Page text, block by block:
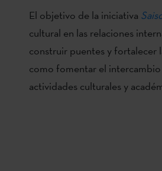
El objetivo de la iniciativa
cultural en las relaciones
construir puentes y fortalecer
como fomentar el intercambio
actividades culturales y